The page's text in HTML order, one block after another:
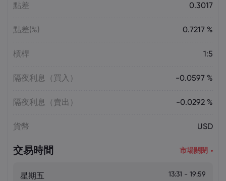
陳昊然
量增，市場波動趨緩
點差 0.3017
點差(%) 0.7217 %
槓桿 1:5
隔夜利息（買入） -0.0597 %
隔夜利息（賣出） -0.0292 %
貨幣 USD
交易時間 市場關閉
星期五 13:31 - 19:59